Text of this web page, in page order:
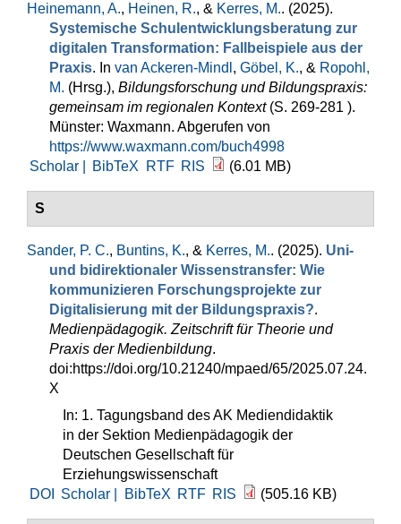
Heinemann, A., Heinen, R., & Kerres, M.. (2025).
Systemische Schulentwicklungsberatung zur
digitalen Transformation: Fallbeispiele aus der
Praxis. In van Ackeren-Mindl , Göbel, K., & Ropohl,
M. (Hrsg.), Bildungsforschung und Bildungspraxis:
gemeinsam im regionalen Kontext(S. 269-281 ).
Münster: Waxmann. Abgerufen von
https://www.waxmann.com/buch4998
Scholar |
BibTeX RTF RIS (6.01 MB)
S
Sander, P. C., Buntins, K., & Kerres, M.. (2025). Uni-
und bidirektionaler Wissenstransfer: Wie
kommunizieren Forschungsprojekte zur
Digitalisierung mit der Bildungspraxis?.
Medienpädagogik. Zeitschrift für Theorie und
Praxis der Medienbildung.
doi:https://doi.org/10.21240/mpaed/65/2025.07.24.
X
In: 1. Tagungsband des AK Mediendidaktik
in der Sektion Medienpädagogik der
Deutschen Gesellschaft für
Erziehungswissenschaft
DOI
Scholar | BibTeX RTF RIS (505.16 KB)